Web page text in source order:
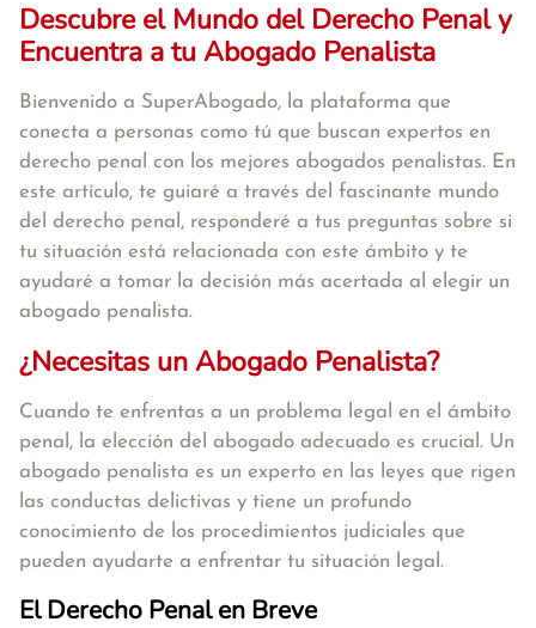
Descubre el Mundo del Derecho Penal y
Encuentra a tu Abogado Penalista
Bienvenido a SuperAbogado, la plataforma que
conecta a personas como tú que buscan expertos en
derecho penal con los mejores abogados penalistas. En
este artículo, te guiaré a través del fascinante mundo
del derecho penal, responderé a tus preguntas sobre si
tu situación está relacionada con este ámbito y te
ayudaré a tomar la decisión más acertada al elegir un
abogado penalista.
¿Necesitas un Abogado Penalista?
Cuando te enfrentas a un problema legal en el ámbito
penal, la elección del abogado adecuado es crucial. Un
abogado penalista es un experto en las leyes que rigen
las conductas delictivas y tiene un profundo
conocimiento de los procedimientos judiciales que
pueden ayudarte a enfrentar tu situación legal.
El Derecho Penal en Breve